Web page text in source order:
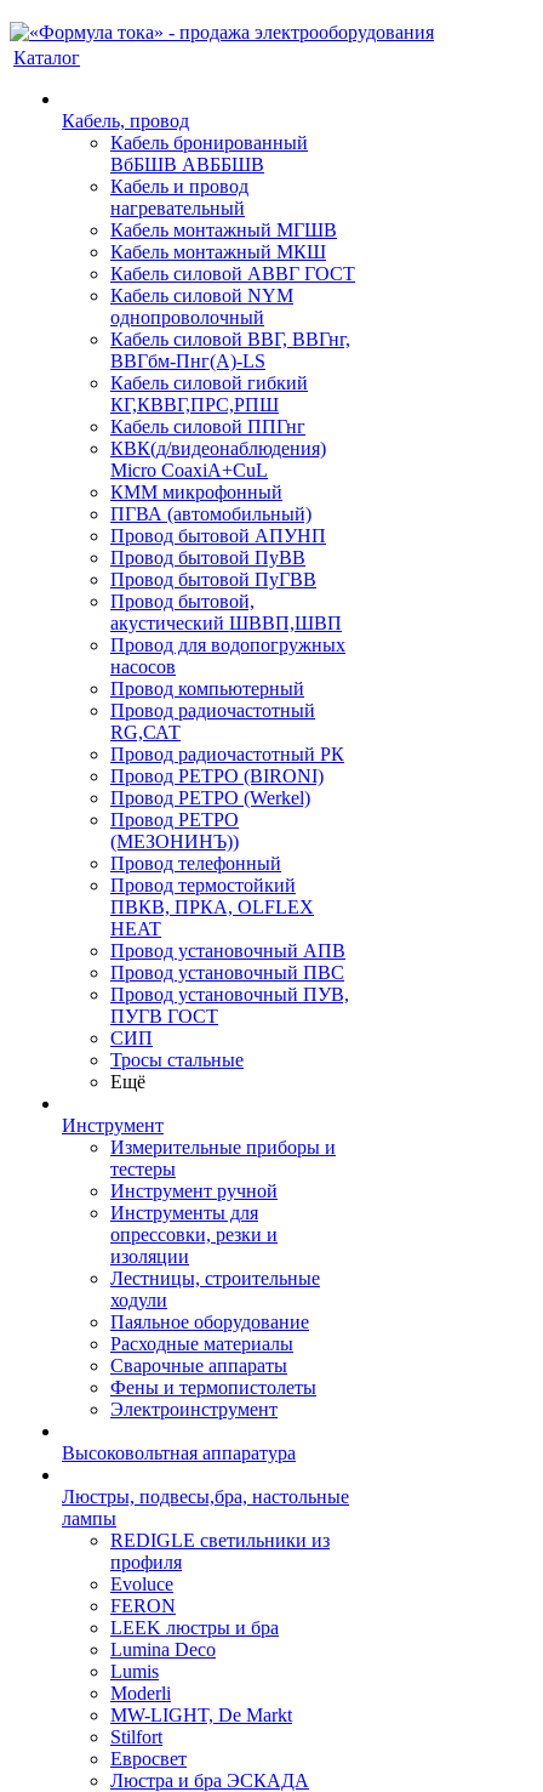
Каталог
Кабель, провод
Кабель бронированный
ВбБШВ АВББШВ
Кабель и провод
нагревательный
Кабель монтажный МГШВ
Кабель монтажный МКШ
Кабель силовой АВВГ ГОСТ
Кабель силовой NYM
однопроволочный
Кабель силовой ВВГ, ВВГнг,
ВВГбм-Пнг(А)-LS
Кабель силовой гибкий
КГ,КВВГ,ПРС,РПШ
Кабель силовой ППГнг
КВК(д/видеонаблюдения)
Micro CoaxiA+CuL
КММ микрофонный
ПГВА (автомобильный)
Провод бытовой АПУНП
Провод бытовой ПуВВ
Провод бытовой ПуГВВ
Провод бытовой,
акустический ШВВП,ШВП
Провод для водопогружных
насосов
Провод компьютерный
Провод радиочастотный
RG,САТ
Провод радиочастотный РК
Провод РЕТРО (BIRONI)
Провод РЕТРО (Werkel)
Провод РЕТРО
(МЕЗОНИНЪ))
Провод телефонный
Провод термостойкий
ПВКВ, ПРКА, OLFLEX
HEAT
Провод установочный АПВ
Провод установочный ПВС
Провод установочный ПУВ,
ПУГВ ГОСТ
СИП
Тросы стальные
Ещё
Инструмент
Измерительные приборы и
тестеры
Инструмент ручной
Инструменты для
опрессовки, резки и
изоляции
Лестницы, строительные
ходули
Паяльное оборудование
Расходные материалы
Сварочные аппараты
Фены и термопистолеты
Электроинструмент
Высоковольтная аппаратура
Люстры, подвесы,бра, настольные
лампы
REDIGLE светильники из
профиля
Evoluce
FERON
LEEK люстры и бра
Lumina Deco
Lumis
Moderli
MW-LIGHT, De Markt
Stilfort
Евросвет
Люстра и бра ЭСКАДА